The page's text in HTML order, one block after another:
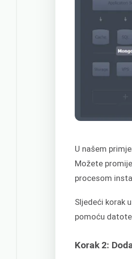
U našem
Možete
procesom
Sljedeći korak
pomoću
Korak 2: